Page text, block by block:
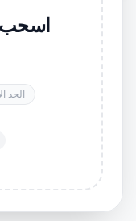
اسحب
الحد